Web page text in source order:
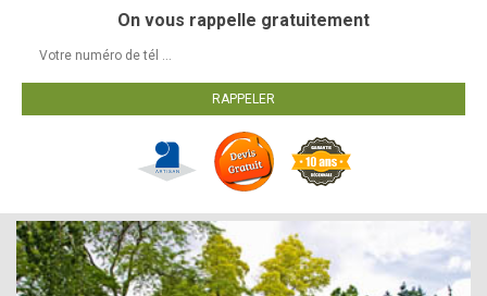
On vous rappelle gratuitement